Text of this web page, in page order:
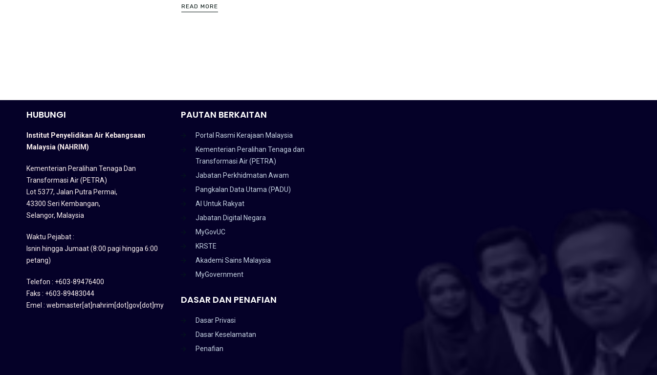
READ MORE
HUBUNGI
Institut Penyelidikan Air Kebangsaan
Malaysia (NAHRIM)
Kementerian Peralihan Tenaga Dan
Transformasi Air (PETRA)
Lot 5377, Jalan Putra Permai,
43300 Seri Kembangan,
Selangor, Malaysia
Waktu Pejabat :
Isnin hingga Jumaat (8:00 pagi hingga 6:00
petang)
Telefon : +603-89476400
Faks : +603-89483044
Emel : webmaster[at]nahrim[dot]gov[dot]my
PAUTAN BERKAITAN
Portal Rasmi Kerajaan Malaysia
Kementerian Peralihan Tenaga dan
Transformasi Air (PETRA)
Jabatan Perkhidmatan Awam
Pangkalan Data Utama (PADU)
AI Untuk Rakyat
Jabatan Digital Negara
MyGovUC
KRSTE
Akademi Sains Malaysia
MyGovernment
DASAR DAN PENAFIAN
Dasar Privasi
Dasar Keselamatan
Penafian